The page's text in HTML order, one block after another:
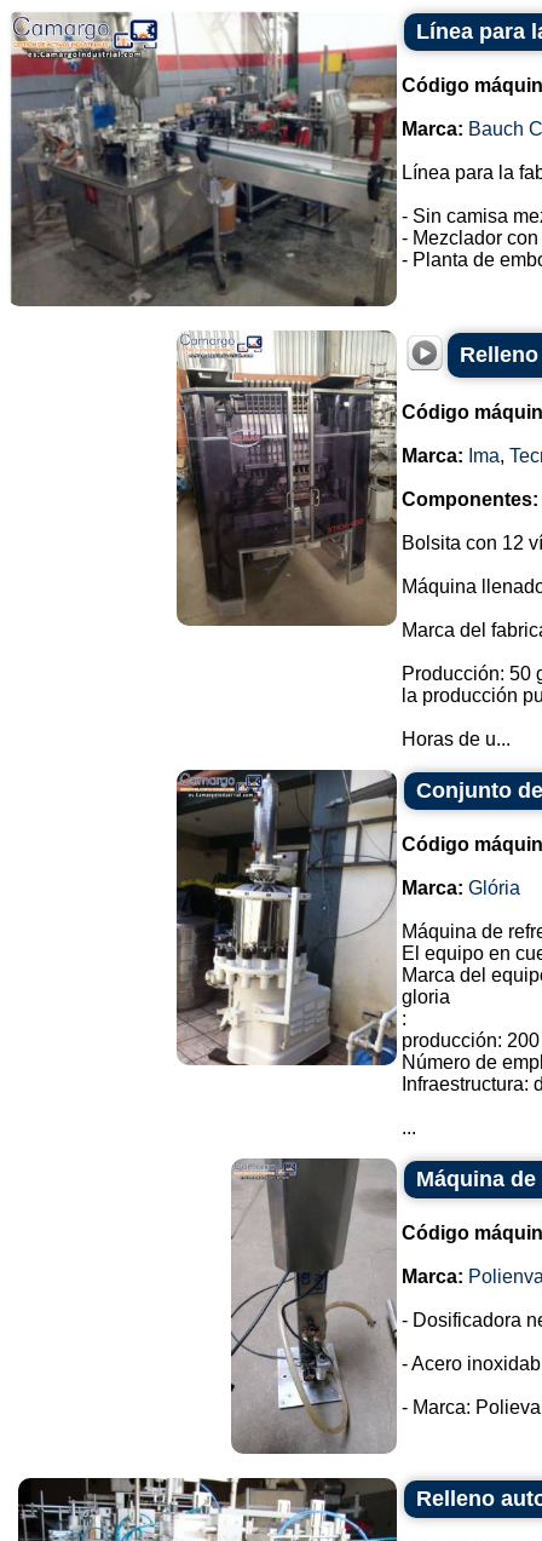
Línea para
Código
Marca: Bauch
Línea para la
- Sin camisa
- Mezclador
- Planta de
Código
Marca: Ima,
Componentes:
Bolsita con 12
Máquina
Marca del
Producción: 50
la producción
Horas de u...
Conjunto
Código
Marca: Glória
Máquina de
El equipo en
Marca del
gloria
:
producción:
Número de
Infraestructura:
...
Máquina
Código
Marca:
- Dosificadora
- Acero
- Marca:
Relleno